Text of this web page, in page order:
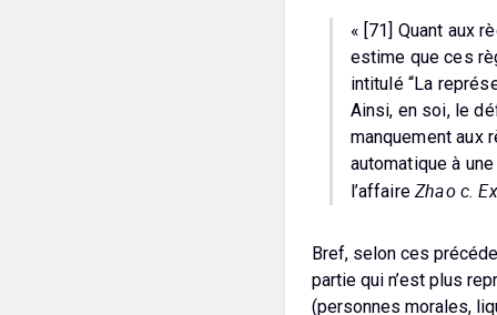
« [71] Quant aux
estime que ces
intitulé “La
Ainsi, en soi, le
manquement aux
automatique à
l’affaireZhao c.
Bref, selon ces
partie qui n’est plus
(personnes morales,